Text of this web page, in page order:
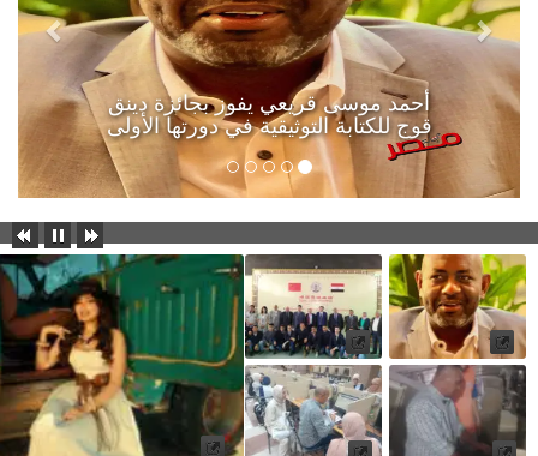
أحمد موسى قريعي يفوز بجائزة دينق
قوج للكتابة التوثيقية في دورتها الأولى